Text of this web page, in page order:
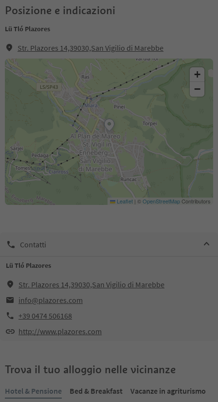
Posizione e indicazioni
Lü Tló Plazores
Str. Plazores 14,39030,San Vigilio di Marebbe
+
−
Leaflet | ©OpenStreetMapContributors
Contatti
Lü Tló Plazores
Str. Plazores 14,39030,San Vigilio di Marebbe
info@plazores.com
+39 0474 506168
http://www.plazores.com
Trova il tuo alloggio nelle vicinanze
Hotel & Pensione Bed & Breakfast
Vacanze in agriturismo